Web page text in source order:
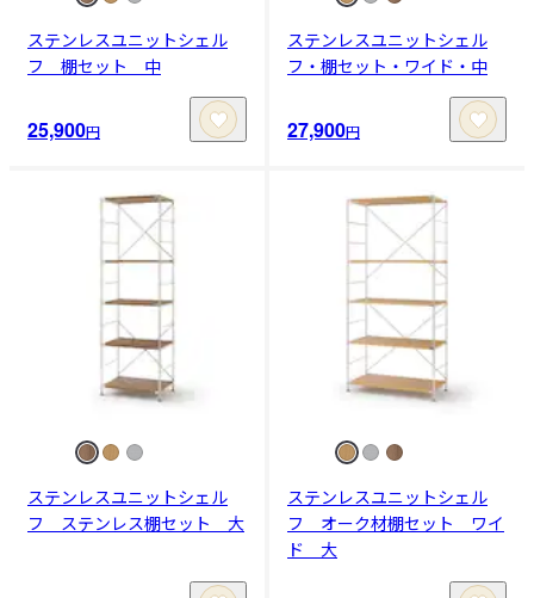
ステンレスユニットシェル
フ 棚セット 中
25,900円
ステンレスユニットシェル
フ・棚セット・ワイド・中
27,900円
ステンレスユニットシェル
フ ステンレス棚セット 大
ステンレスユニットシェル
フ オーク材棚セット ワイ
ド 大